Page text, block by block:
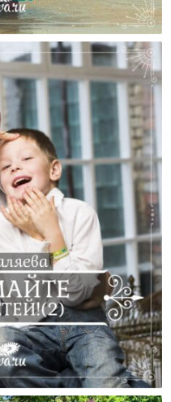
Дочерей?
(часть 2)